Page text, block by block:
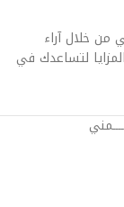
خلال آراء
لتساعدك في